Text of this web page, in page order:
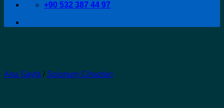
+90 532 387 44 97
Ana Sayfa / Solunum Cihazları